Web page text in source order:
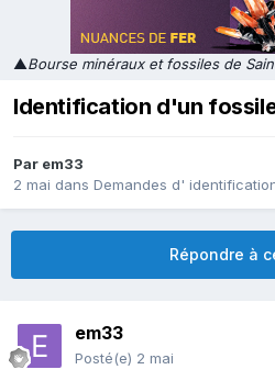
▲Bourse minéraux et fossiles de
Identification d'un
Par em33
2 mai dans Demandes d'
Répondre à
em33
Posté(e) 2 mai